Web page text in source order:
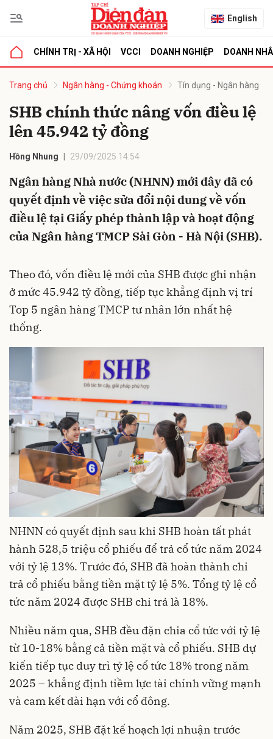
English
CHÍNH TRỊ - XÃ HỘI VCCI DOANH NGHIỆP DOANH
Trang chủ Ngân hàng - Chứng khoán Tín dụng - Ngân hàng
SHB chính thức nâng vốn điều lệ
lên 45.942 tỷ đồng
Hồng Nhung 29/09/2025 14:54
Ngân hàng Nhà nước (NHNN) mới đây đã có
quyết định về việc sửa đổi nội dung về vốn
điều lệ tại Giấy phép thành lập và hoạt động
của Ngân hàng TMCP Sài Gòn - Hà Nội (SHB).
Theo đó, vốn điều lệ mới của SHB được ghi nhận
ở mức 45.942 tỷ đồng, tiếp tục khẳng định vị trí
Top 5 ngân hàng TMCP tư nhân lớn nhất hệ
thống.
NHNN có quyết định sau khi SHB hoàn tất phát
hành 528,5 triệu cổ phiếu để trả cổ tức năm 2024
với tỷ lệ 13%. Trước đó, SHB đã hoàn thành chi
trả cổ phiếu bằng tiền mặt tỷ lệ 5%. Tổng tỷ lệ cổ
tức năm 2024 được SHB chi trả là 18%.
Nhiều năm qua, SHB đều đặn chia cổ tức với tỷ lệ
từ 10-18% bằng cả tiền mặt và cổ phiếu. SHB dự
kiến tiếp tục duy trì tỷ lệ cổ tức 18% trong năm
2025 – khẳng định tiềm lực tài chính vững mạnh
và cam kết dài hạn với cổ đông.
Năm 2025, SHB đặt kế hoạch lợi nhuận trước
luận
Hủy